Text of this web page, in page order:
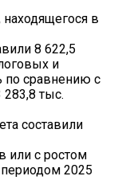
в
8 622,5
и
по сравнению с
тыс.
составили
или с ростом
2025